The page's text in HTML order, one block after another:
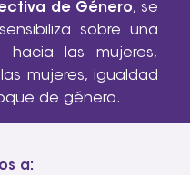
de Género, se
sobre una
hacia las mujeres,
mujeres, igualdad
de género.
a: